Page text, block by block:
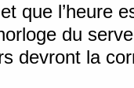
que l’heure
du
devront la